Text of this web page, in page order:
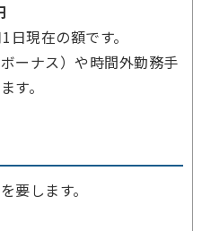
現在の額です。
ーナス）や時間外勤務手
す。
要します。